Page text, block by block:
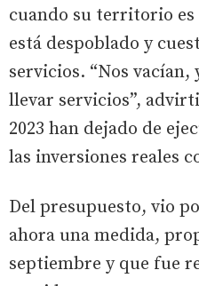
cuando su territorio
está despoblado y
servicios. “Nos vacían,
llevar servicios”,
2023 han dejado de
las inversiones reales
Del presupuesto, vio
ahora una medida,
septiembre y que fue